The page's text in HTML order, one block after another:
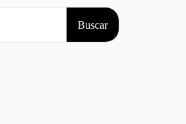
Buscar
Search
for: